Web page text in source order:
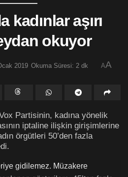
kadınlar aşırı
okuyor
2019 Okuma Süresi: 2 dk AA
Partisinin, kadına yönelik
iptaline ilişkin girişimlerine
örgütleri 50’den fazla
gidilemez. Müzakere